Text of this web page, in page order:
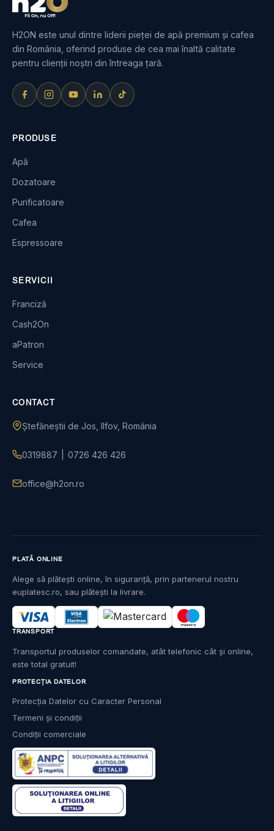
H2ON este unul dintre liderii pieței de apă premium și cafea
din România, oferind produse de cea mai înaltă calitate
pentru clienții noștri din întreaga țară.
PRODUSE
Apă
Dozatoare
Purificatoare
Cafea
Espressoare
SERVICII
Franciză
Cash2On
aPatron
Service
CONTACT
Ștefăneștii de Jos, Ilfov, România
0319887 0726 426 426
office@h2on.ro
PROTECȚIA DATELOR
Protecția Datelor cu Caracter Personal
Termeni și condiții
Condiții comerciale
PLATĂ ONLINE
Alege să plătești online, în siguranță, prin partenerul nostru
euplatesc.ro, sau plătești la livrare.
TRANSPORT
Transportul produselor comandate, atât telefonic cât și online,
este total gratuit!